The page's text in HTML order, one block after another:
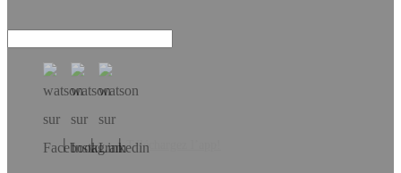
Téléchargez l’app!